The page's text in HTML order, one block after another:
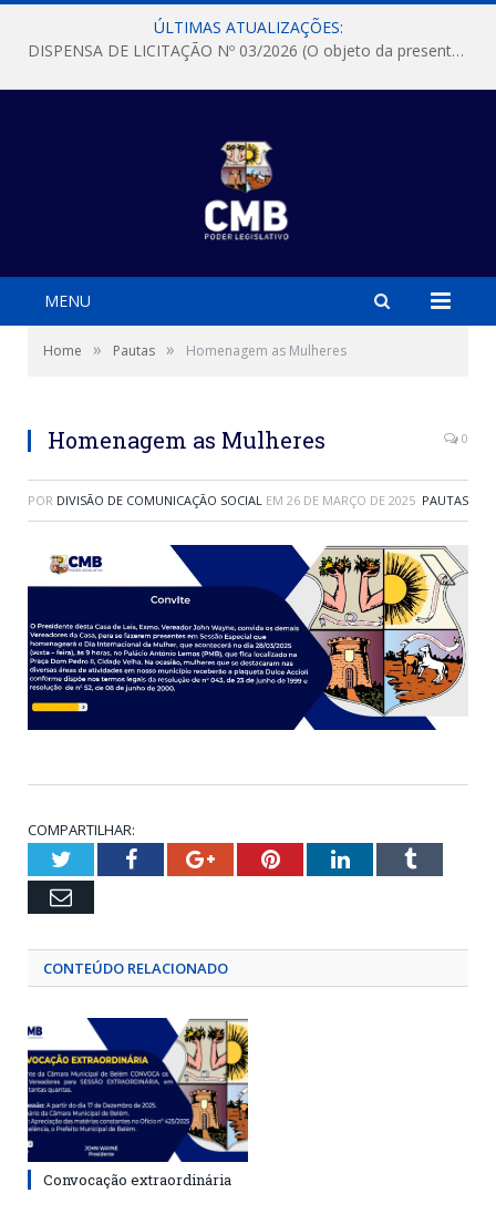
ÚLTIMAS ATUALIZAÇÕES:
DISPENSA DE LICITAÇÃO Nº 03/2026 (O objeto da presente dispensa é a escolha da proposta mais vantajosa para a aquisição, de aparelhos de ar condicionado, tipo Split, com material de instalação e fogão industrial, conforme condições, quantidades e exigências estabelecidas no termo de referencia e neste aviso de contratação direta e seus anexos)
MENU
Home » Pautas » Homenagem as Mulheres
Homenagem as Mulheres 0
POR DIVISÃO DE COMUNICAÇÃO SOCIAL EM 26 DE MARÇO DE 2025 PAUTAS
COMPARTILHAR:
TwitterFacebookGoogle+PinterestLinkedInTumblr
Email
CONTEÚDO RELACIONADO
Convocação extraordinária